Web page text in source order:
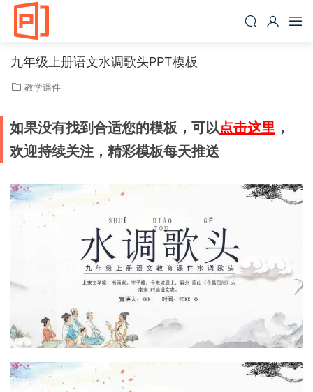
九年级上册语文水调歌头PPT模板
教学课件
如果没有找到合适您的模板，可以点击这里 ，
欢迎持续关注，精彩模板每天推送